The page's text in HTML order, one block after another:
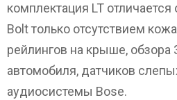
комплектация LT
Bolt только отсутствием
рейлингов на крыше, обзора
автомобиля, датчиков
аудиосистемы Bose.